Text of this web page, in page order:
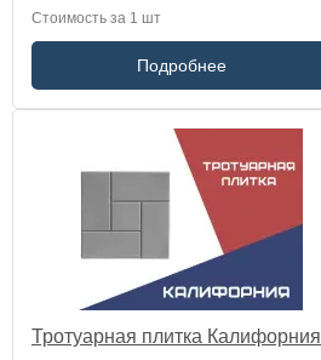
Стоимость за 1 шт
Подробнее
Тротуарная плитка Калифорния